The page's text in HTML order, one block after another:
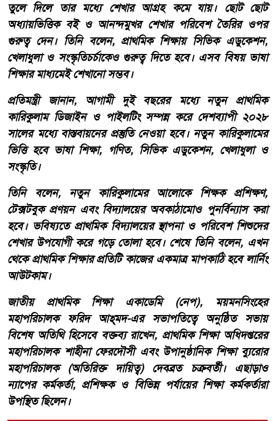
তুলে দিলে তার মধ্যে শেখার আগ্রহ কমে যায়। ছোট ছোট
অধ্যায়ভিত্তিক বই ও আনন্দমুখর শেখার পরিবেশ তৈরির ওপর
গুরুত্ব দেন। তিনি বলেন, প্রাথমিক শিক্ষায় সিভিক এডুকেশন,
খেলাধুলা ও সংস্কৃতিচর্চাকেও গুরুত্ব দিতে হবে। এসব বিষয় ভাষা
শিক্ষার মাধ্যমেই শেখানো সম্ভব।
প্রতিমন্ত্রী জানান, আগামী দুই বছরের মধ্যে নতুন প্রাথমিক
কারিকুলাম ডিজাইন ও পাইলটিং সম্পন্ন করে দেশব্যাপী ২০২৮
সালের মধ্যে বাস্তবায়নের প্রস্তুতি নেওয়া হবে। নতুন কারিকুলামের
ভিত্তি হবে ভাষা শিক্ষা, গণিত, সিভিক এডুকেশন, খেলাধুলা ও
সংস্কৃতি।
তিনি বলেন, নতুন কারিকুলামের আলোকে শিক্ষক প্রশিক্ষণ,
টেক্সটবুক প্রণয়ন এবং বিদ্যালয়ের অবকাঠামোও পুনর্বিন্যাস করা
হবে। ভবিষ্যতে প্রাথমিক বিদ্যালয়ের স্থাপনা ও পরিবেশ শিশুদের
শেখার উপযোগী করে গড়ে তোলা হবে। শেষে তিনি বলেন, এখন
থেকে প্রাথমিক শিক্ষার প্রতিটি কাজের একমাত্র মাপকাঠি হবে লার্নিং
আউটকাম।
জাতীয় প্রাথমিক শিক্ষা একাডেমি (নেপ), ময়মনসিংহের
মহাপরিচালক ফরিদ আহ্‌মদ-এর সভাপতিত্বে অনুষ্ঠিত সভায়
বিশেষ অতিথি হিসেবে বক্তব্য রাখেন, প্রাথমিক শিক্ষা অধিদপ্তরের
মহাপরিচালক শাহীনা ফেরদৌসী এবং উপানুষ্ঠানিক শিক্ষা ব্যুরোর
মহাপরিচালক (অতিরিক্ত দায়িত্ব) দেবব্রত চক্রবর্তী। এছাড়াও
ন্যাপের কর্মকর্তা, প্রশিক্ষক ও বিভিন্ন পর্যায়ের শিক্ষা কর্মকর্তারা
উপস্থিত ছিলেন।